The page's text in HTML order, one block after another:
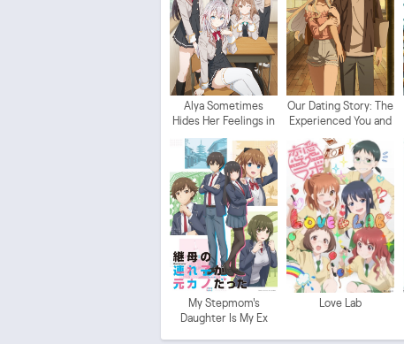
Alya Sometimes
Hides Her Feelings in
Russian
Our Dating Story: The
Experienced You and
The Inexperienced
Me
My Stepmom's
Daughter Is My Ex
Love Lab